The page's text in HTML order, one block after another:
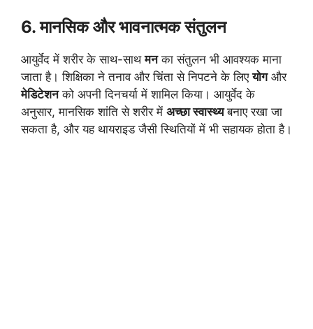
6. मानसिक और भावनात्मक संतुलन
आयुर्वेद में शरीर के साथ-साथमनका संतुलन भी आवश्यक माना
जाता है। शिक्षिका ने तनाव और चिंता से निपटने के लिएयोगऔर
मेडिटेशनको अपनी दिनचर्या में शामिल किया। आयुर्वेद के
अनुसार, मानसिक शांति से शरीर में अच्छा स्वास्थ्यबनाए रखा जा
सकता है, और यह थायराइड जैसी स्थितियों में भी सहायक होता है।